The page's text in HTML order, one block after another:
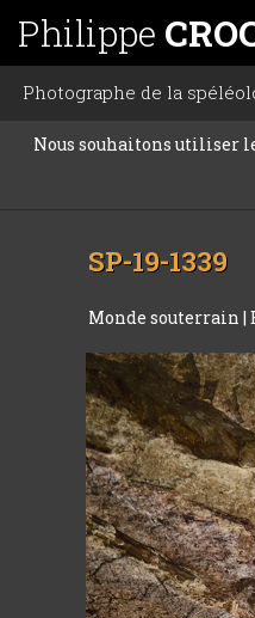
Philippe
Photographe de la
Nous souhaitons utiliser
SP-19-1339
Monde souterrain|